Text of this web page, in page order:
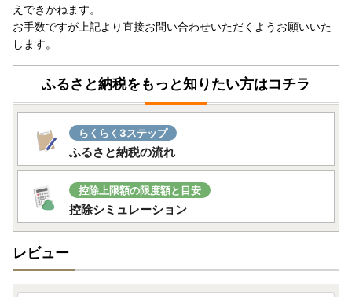
えできかねます。
お手数ですが上記より直接お問い合わせいただくようお願いいた
します。
ふるさと納税をもっと知りたい方はコチラ
らくらく3ステップ
ふるさと納税の流れ
控除上限額の限度額と目安
控除シミュレーション
レビュー